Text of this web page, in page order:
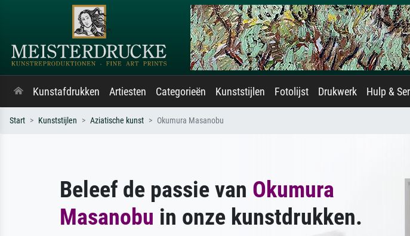
Kunstafdrukken Artiesten Categorieën Kunststijlen Fotolijst Drukwerk Hulp &
Start Kunststijlen Aziatische kunst Okumura Masanobu
Beleef de passie van Okumura
Masanobu in onze kunstdrukken.